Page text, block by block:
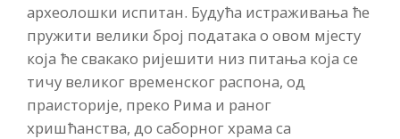
археолошки испитан. Будућа истраживања ће
пружити велики број података о овом мјесту
која ће свакако ријешити низ питања која се
тичу великог временског распона, од
праисторије, преко Рима и раног
хришћанства, до саборног храма са